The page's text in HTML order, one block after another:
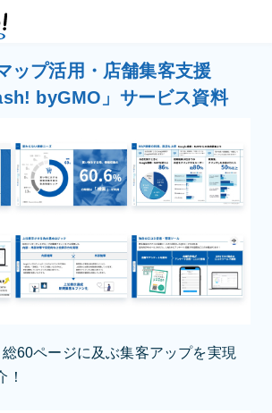
ップ活用・店舗集客支援
byGMO」サービス資料
総60ページに及ぶ集客アップを実現
！